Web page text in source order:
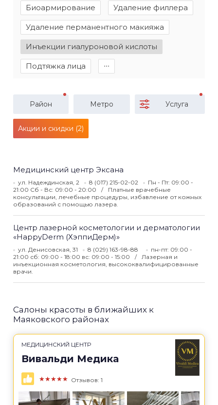
Биоармирование Удаление филлера
Удаление перманентного макияжа
Инъекции гиалуроновой кислоты
Подтяжка лица ∙∙∙
Район Метро Услуга
Акции и скидки (2)
Медицинский центр Эксана
ул. Надеждинская, 2 8 (017) 215-02-02
Пн - Пт: 09:00 -
21:00 Сб - Вс: 09:00 - 20:00
Платные врачебные
консультации, лечебные процедуры, избавление от кожных
образований с помощью лазера.
Центр лазерной косметологии и дерматологии
«HappyDerm (ХэппиДерм)»
ул. Денисовская, 31 8 (029) 163-98-88
пн-пт: 09:00 -
21:00 сб: 09:00 - 18:00 вс: 09:00 - 15:00
Лазерная и
инъекционная косметология, высококвалифицированные
врачи.
Салоны красоты в ближайших к
Маяковского районах
МЕДИЦИНСКИЙ ЦЕНТР
Вивальди Медика
★★★★★ Отзывов: 1